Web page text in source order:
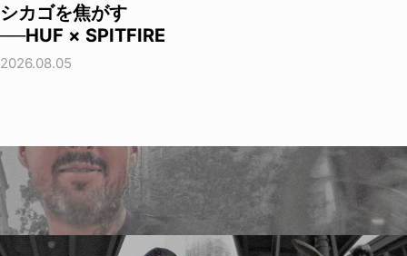
シカゴを焦がす
──HUF × SPITFIRE
2026.08.05